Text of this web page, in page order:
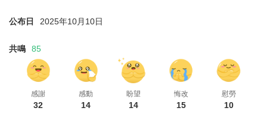
公布日 2025年10月10日
共鳴 85
感謝
32
感動
14
盼望
14
悔改
15
慰勞
10